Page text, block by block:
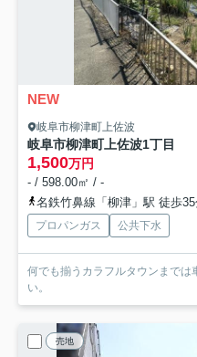
NEW
岐阜市柳津町上佐波
岐阜市柳津町上佐波1丁目
1,500万円
- / 598.00㎡ / -
名鉄竹鼻線「柳津」駅 徒歩
プロパンガス 公共下水
何でも揃うカラフルタウンまでは
い。
売地